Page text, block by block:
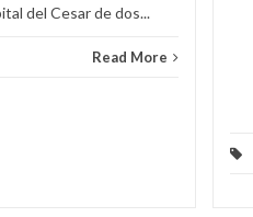
del Cesar de dos...
Read More